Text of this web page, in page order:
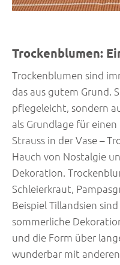
Trockenblumen:
Trockenblumen sind
das aus gutem Grund.
pflegeleicht, sondern
als Grundlage für
Strauss in der Vase –
Hauch von Nostalgie
Dekoration.
Schleierkraut,
Beispiel Tillandsien
sommerliche
und die Form über
wunderbar mit